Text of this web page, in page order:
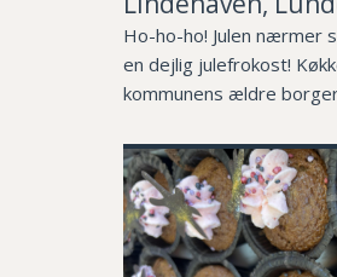
Ho-ho-ho! Julen nærmer
en dejlig julefrokost!
kommunens ældre